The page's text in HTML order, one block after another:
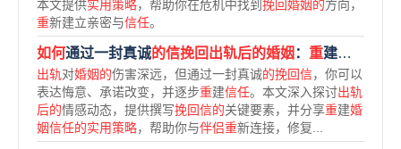
本文提供实用策略，帮助你在危机中找到 挽回婚姻的方向，
重新建立亲密与信任。
如何通过一封真诚的信挽回出轨后的婚姻 ： 重建信任
出轨对婚姻的伤害深远，但通过一封真诚的挽回信，你可以
表达悔意、承诺改变，并逐步重建信任。本文深入探讨出轨
后的情感动态，提供撰写挽回信的关键要素，并分享重建婚
姻信任的实用策略，帮助你与伴侣重新连接，修复...